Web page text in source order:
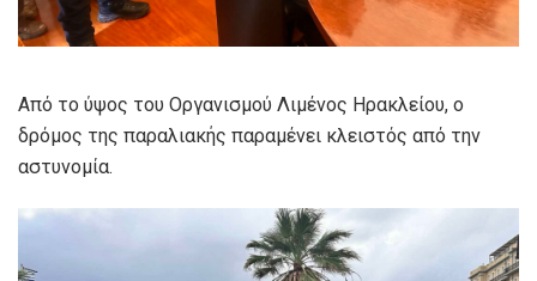
Από το ύψος του Οργανισμού Λιμένος Ηρακλείου, ο
δρόμος της παραλιακής παραμένει κλειστός από την
αστυνομία.